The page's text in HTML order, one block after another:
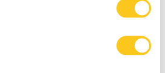
sobre su ubicación
tener una precisión de varios
analizándolo activamente